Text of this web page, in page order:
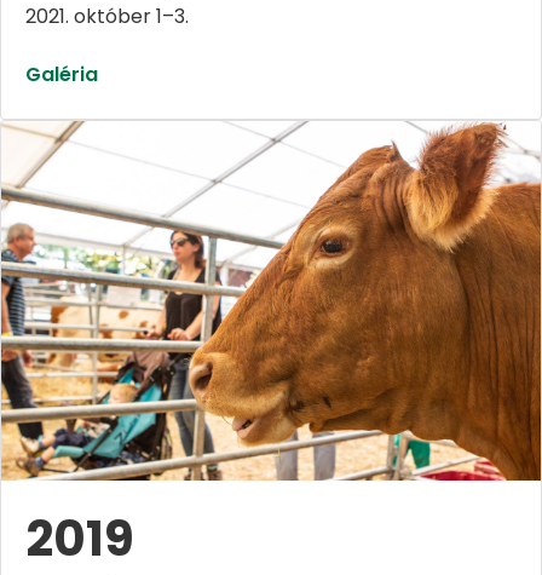
2021. október 1–3.
Galéria
2019